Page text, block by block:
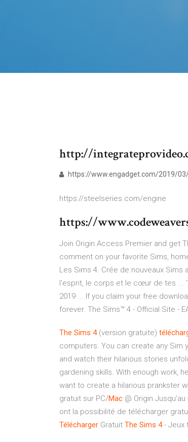
http://
https://www.engadget.com/2019/
https://steelseries.com/engine
https://
Join Origin Access Premier and get
comment on your favorite Sims,
Les Sims 4. Crée de nouveaux
l'esprit, le corps et le cœur de tes ...
2019 ... If you claim your free
forever. The Sims™ 4 - Official Site -
The Sims 4(version gratuite)
computers. You can create any Sim
and watch their hilarious stories
gardening skills. With enough work,
want to create a hilarious prankster
gratuit sur PC/Mac @ Origin
ont la possibilité de télécharger
Télécharger Gratuit The Sims 4- Jeux